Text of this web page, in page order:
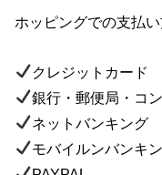
ホッピングでの支払
クレジットカード
銀行・郵便局・コ
ネットバンキング
モバイルンバンキ